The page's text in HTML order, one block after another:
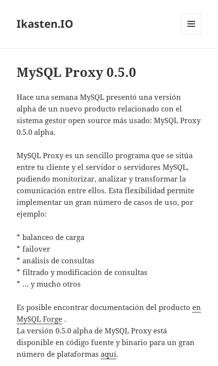
Ikasten.IO
MySQL Proxy 0.5.0
Hace una semana MySQL presentó una versión
alpha de un nuevo producto relacionado con el
sistema gestor open source más usado: MySQL Proxy
0.5.0 alpha.
MySQL Proxy es un sencillo programa que se sitúa
entre tu cliente y el servidor o servidores MySQL,
pudiendo monitorizar, analizar y transformar la
comunicación entre ellos. Esta flexibilidad permite
implementar un gran número de casos de uso, por
ejemplo:
* balanceo de carga
* failover
* análisis de consultas
* filtrado y modificación de consultas
* … y mucho otros
Es posible encontrar documentación del productoen
MySQL Forge .
La versión 0.5.0 alpha de MySQL Proxy está
disponible en código fuente y binario para un gran
número de plataformasaquí.